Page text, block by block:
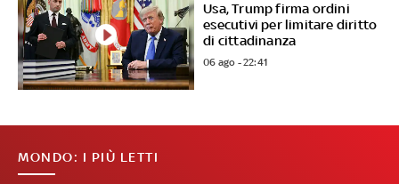
Usa, Trump firma ordini
esecutivi per limitare diritto
di cittadinanza
06 ago - 22:41
MONDO: I PIÙ LETTI